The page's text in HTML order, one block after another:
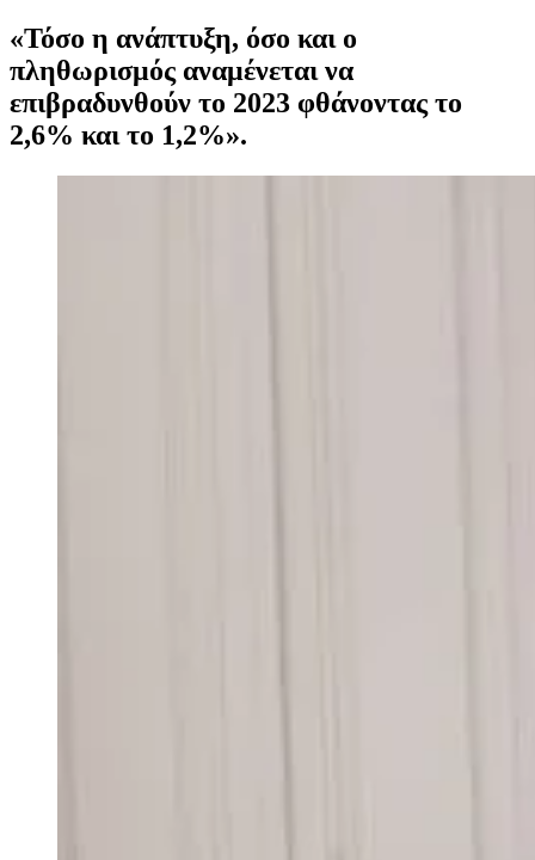
«Τόσο η ανάπτυξη, όσο και ο
πληθωρισμός αναμένεται να
επιβραδυνθούν το 2023 φθάνοντας το
2,6% και το 1,2%».